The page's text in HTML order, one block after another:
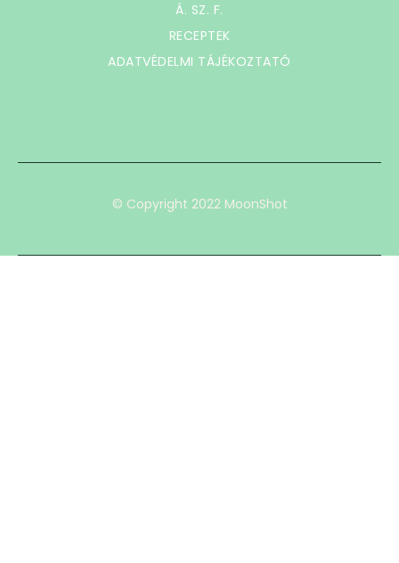
Á. SZ. F.
RECEPTEK
ADATVÉDELMI TÁJÉKOZTATÓ
© Copyright 2022 MoonShot